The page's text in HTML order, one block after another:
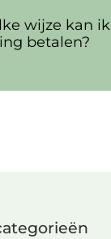
wijze kan
betalen?